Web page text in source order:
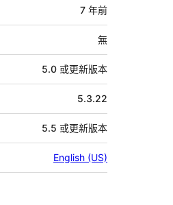
7 年前
無
5.0 或更新版本
5.3.22
5.5 或更新版本
English (US)